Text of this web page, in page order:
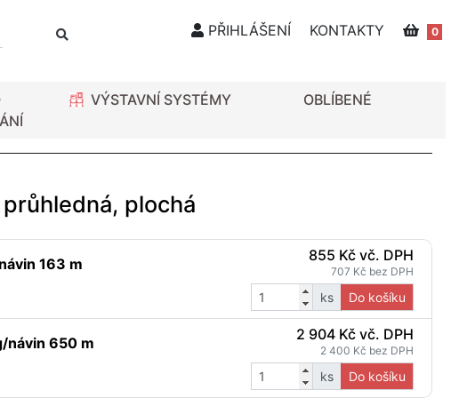
PŘIHLÁŠENÍ KONTAKTY 0
VÝSTAVNÍ SYSTÉMY OBLÍBENÉ
plochá
163 m 855 Kč vč. DPH
707 Kč bez DPH
ks Do košíku
návin 650 m 2 904 Kč vč. DPH
2 400 Kč bez DPH
ks Do košíku